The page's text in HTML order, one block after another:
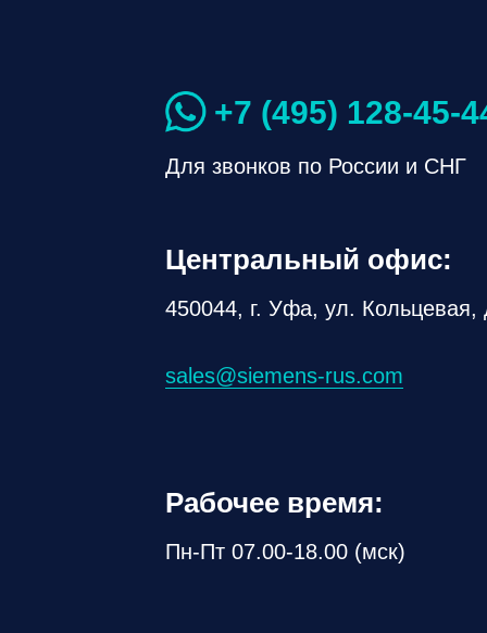
Для звонков по России и СНГ
+7 (495) 128-45-
450044, г. Уфа, ул. Кольцевая,
sales@siemens-rus.com
Центральный офис:
Пн-Пт 07.00-18.00 (мск)
Рабочее время: